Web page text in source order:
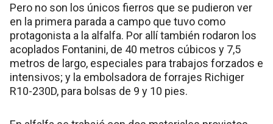
Pero no son los únicos fierros que se pudieron ver
en la primera parada a campo que tuvo como
protagonista a la alfalfa. Por allí también rodaron los
acoplados Fontanini, de 40 metros cúbicos y 7,5
metros de largo, especiales para trabajos forzados e
intensivos; y la embolsadora de forrajes Richiger
R10-230D, para bolsas de 9 y 10 pies.